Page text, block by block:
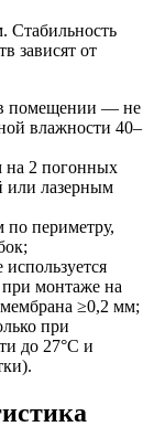
Стабильность
зависят от
в помещении — не
влажности 40–
на 2 погонных
или лазерным
периметру,
при монтаже на
мембрана ≥0,2 мм;
при
до 27°C и